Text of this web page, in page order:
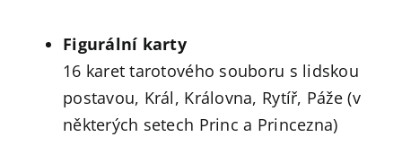
Figurální karty
16 karet tarotového souboru s lidskou
postavou, Král, Královna, Rytíř, Páže (v
některých setech Princ a Princezna)